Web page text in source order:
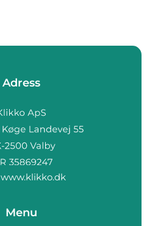
Adress
www.klikko.dk
Menu